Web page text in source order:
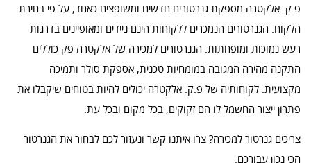
פ.ק. אלקטרה מספקת גנרטורים חדשים ומשופצים כאחד, על פי בחירת
הלקוח. הגנרטורים הנמכרים ללקוחות הינם ניידים ומאופיינים בדרגות
רעש נמוכות ומופחתות. הגנרטורים למכירה של אלקטרה פק כוללים
התקנה מהירה המגובה במומחיות טכנית, אספקת סולר ותמיכה
מקצועית. לקוחותיה של פ.ק. אלקטרה יכולים להיות בטוחים שיקבלו את
פתרון ייצור החשמל לו הם זקוקים, בכל מקום ובכל עת.
צריכים גנרטור למכירה? צרו איתנו קשר ונעזור לכם לבחור את הגנרטור
הכי נכון עבורכם.